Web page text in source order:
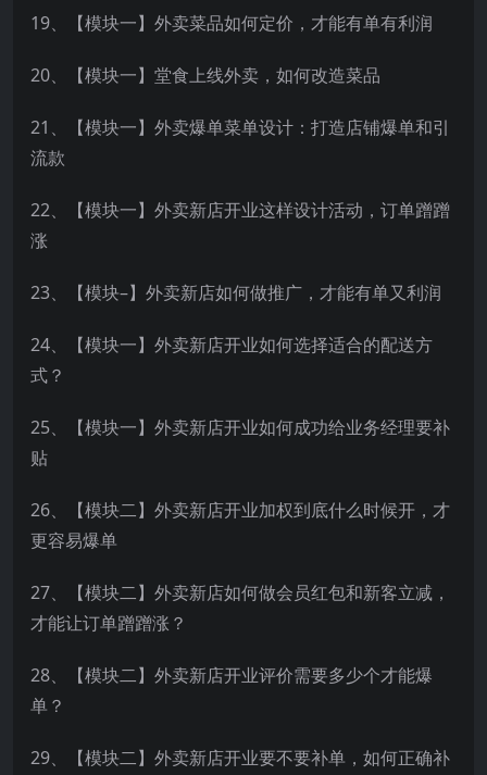
19、【模块一】外卖菜品如何定价，才能有单有利润
20、【模块一】堂食上线外卖，如何改造菜品
21、【模块一】外卖爆单菜单设计：打造店铺爆单和引
流款
22、【模块一】外卖新店开业这样设计活动，订单蹭蹭
涨
23、【模块–】外卖新店如何做推广，才能有单又利润
24、【模块一】外卖新店开业如何选择适合的配送方
式？
25、【模块一】外卖新店开业如何成功给业务经理要补
贴
26、【模块二】外卖新店开业加权到底什么时候开，才
更容易爆单
27、【模块二】外卖新店如何做会员红包和新客立减，
才能让订单蹭蹭涨？
28、【模块二】外卖新店开业评价需要多少个才能爆
单？
29、【模块二】外卖新店开业要不要补单，如何正确补